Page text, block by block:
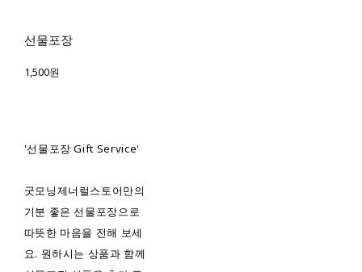
선물포장
1,500원
'선물포장 Gift Service'
굿모닝제너럴스토어만의
기분 좋은 선물포장으로
따뜻한 마음을 전해 보세
요. 원하시는 상품과 함께